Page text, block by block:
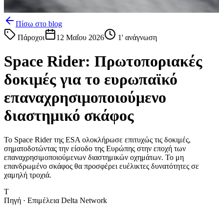
Πίσω στο blog
Πάροχοι
12 Μαΐου 2026 1' ανάγνωση
Space Rider: Πρωτοποριακές
δοκιμές για το ευρωπαϊκό
επαναχρησιμοποιούμενο
διαστημικό σκάφος
Το Space Rider της ESA ολοκλήρωσε επιτυχώς τις δοκιμές,
σηματοδοτώντας την είσοδο της Ευρώπης στην εποχή των
επαναχρησιμοποιούμενων διαστημικών οχημάτων. Το μη
επανδρωμένο σκάφος θα προσφέρει ευέλικτες δυνατότητες σε
χαμηλή τροχιά.
T
Πηγή · Επιμέλεια Delta Network